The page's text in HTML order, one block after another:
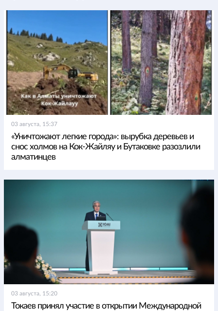
03 августа, 15:37
«Уничтожают легкие города»: вырубка деревьев и
снос холмов на Кок-Жайляу и Бутаковке разозлили
алматинцев
03 августа, 15:20
Токаев принял участие в открытии Международной